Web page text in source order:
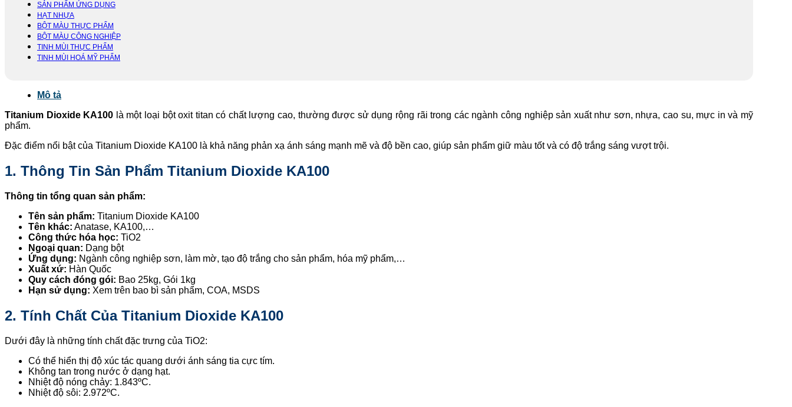
SẢN PHẨM ỨNG DỤNG
HẠT NHỰA
BỘT MÀU THỰC PHẨM
BỘT MÀU CÔNG NGHIỆP
TINH MÙI THỰC PHẨM
TINH MÙI HOÁ MỸ PHẨM
Mô tả
Titanium Dioxide KA100 là một loại bột oxit titan có chất lượng cao, thường được sử dụng rộng rãi trong các ngành công nghiệp sản xuất như sơn, nhựa, cao su, mực in và mỹ
phẩm.
Đặc điểm nổi bật của Titanium Dioxide KA100 là khả năng phản xạ ánh sáng mạnh mẽ và độ bền cao, giúp sản phẩm giữ màu tốt và có độ trắng sáng vượt trội.
1. Thông Tin Sản Phẩm Titanium Dioxide KA100
Thông tin tổng quan sản phẩm:
Tên sản phẩm: Titanium Dioxide KA100
Tên khác: Anatase, KA100,…
Công thức hóa học: TiO2
Ngoại quan: Dạng bột
Ứng dụng: Ngành công nghiệp sơn, làm mờ, tạo độ trắng cho sản phẩm, hóa mỹ phẩm,…
Xuất xứ: Hàn Quốc
Quy cách đóng gói: Bao 25kg, Gói 1kg
Hạn sử dụng: Xem trên bao bì sản phẩm, COA, MSDS
2. Tính Chất Của Titanium Dioxide KA100
Dưới đây là những tính chất đặc trưng của TiO2:
Có thể hiển thị độ xúc tác quang dưới ánh sáng tia cực tím.
Không tan trong nước ở dạng hạt.
Nhiệt độ nóng chảy: 1.843ºC.
Nhiệt độ sôi: 2.972ºC.